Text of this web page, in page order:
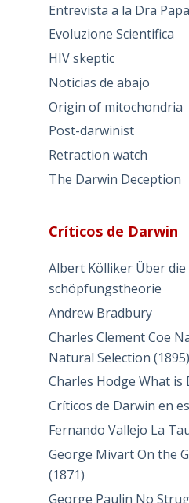
Entrevista a la Dra
Evoluzione Scientifica
HIV skeptic
Noticias de abajo
Origin of mitochondria
Post-darwinist
Retraction watch
The Darwin Deception
Críticos de Darwin
Albert Kölliker Über
schöpfungstheorie
Andrew Bradbury
Charles Clement Coe
Natural Selection (1895)
Charles Hodge What is
Críticos de Darwin en
Fernando Vallejo La
George Mivart On the
(1871)
George Paulin No